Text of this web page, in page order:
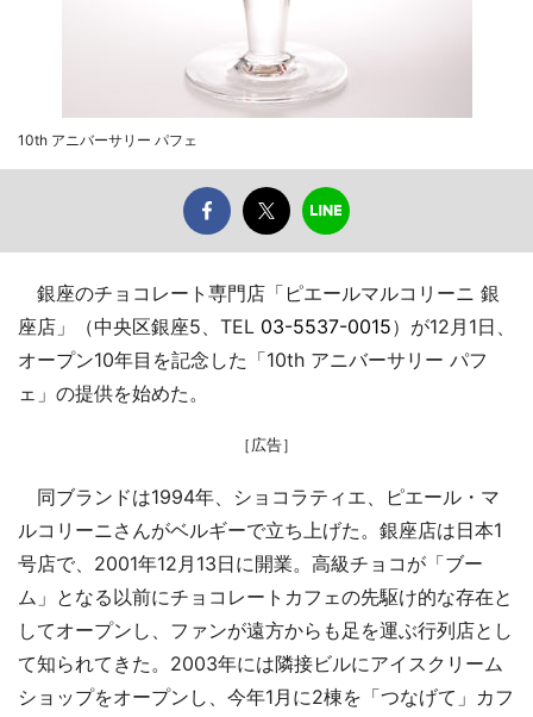
10th アニバーサリー パフェ
銀座のチョコレート専門店「ピエールマルコリーニ 銀
座店」（中央区銀座5、TEL 03-5537-0015）が12月1日、
オープン10年目を記念した「10th アニバーサリー パフ
ェ」の提供を始めた。
［広告］
同ブランドは1994年、ショコラティエ、ピエール・マ
ルコリーニさんがベルギーで立ち上げた。銀座店は日本1
号店で、2001年12月13日に開業。高級チョコが「ブー
ム」となる以前にチョコレートカフェの先駆け的な存在と
してオープンし、ファンが遠方からも足を運ぶ行列店とし
て知られてきた。2003年には隣接ビルにアイスクリーム
ショップをオープンし、今年1月に2棟を「つなげて」カフ